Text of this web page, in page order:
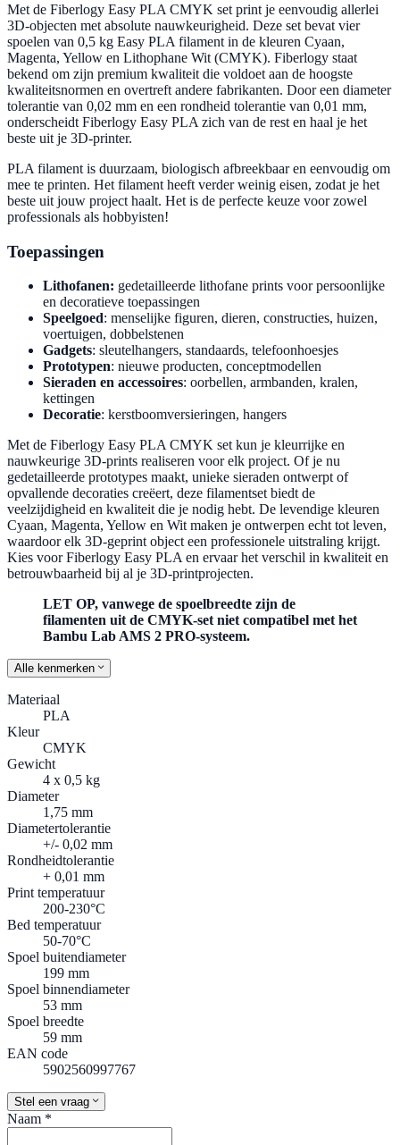
Met de Fiberlogy Easy PLA CMYK set print je eenvoudig allerlei
3D-objecten met absolute nauwkeurigheid. Deze set bevat vier
spoelen van 0,5 kg Easy PLA filament in de kleuren Cyaan,
Magenta, Yellow en Lithophane Wit (CMYK). Fiberlogy staat
bekend om zijn premium kwaliteit die voldoet aan de hoogste
kwaliteitsnormen en overtreft andere fabrikanten. Door een diameter
tolerantie van 0,02 mm en een rondheid tolerantie van 0,01 mm,
onderscheidt Fiberlogy Easy PLA zich van de rest en haal je het
beste uit je 3D-printer.
PLA filament is duurzaam, biologisch afbreekbaar en eenvoudig om
mee te printen. Het filament heeft verder weinig eisen, zodat je het
beste uit jouw project haalt. Het is de perfecte keuze voor zowel
professionals als hobbyisten!
Toepassingen
Lithofanen: gedetailleerde lithofane prints voor persoonlijke
en decoratieve toepassingen
Speelgoed: menselijke figuren, dieren, constructies, huizen,
voertuigen, dobbelstenen
Gadgets: sleutelhangers, standaards, telefoonhoesjes
Prototypen: nieuwe producten, conceptmodellen
Sieraden en accessoires: oorbellen, armbanden, kralen,
kettingen
Decoratie: kerstboomversieringen, hangers
Met de Fiberlogy Easy PLA CMYK set kun je kleurrijke en
nauwkeurige 3D-prints realiseren voor elk project. Of je nu
gedetailleerde prototypes maakt, unieke sieraden ontwerpt of
opvallende decoraties creëert, deze filamentset biedt de
veelzijdigheid en kwaliteit die je nodig hebt. De levendige kleuren
Cyaan, Magenta, Yellow en Wit maken je ontwerpen echt tot leven,
waardoor elk 3D-geprint object een professionele uitstraling krijgt.
Kies voor Fiberlogy Easy PLA en ervaar het verschil in kwaliteit en
betrouwbaarheid bij al je 3D-printprojecten.
LET OP, vanwege de spoelbreedte zijn de
filamenten uit de CMYK-set niet compatibel met het
Bambu Lab AMS 2 PRO-systeem.
Alle kenmerken
Materiaal
PLA
Kleur
CMYK
Gewicht
4 x 0,5 kg
Diameter
1,75 mm
Diametertolerantie
+/- 0,02 mm
Rondheidtolerantie
+ 0,01 mm
Print temperatuur
200-230°C
Bed temperatuur
50-70°C
Spoel buitendiameter
199 mm
Spoel binnendiameter
53 mm
Spoel breedte
59 mm
EAN code
5902560997767
Stel een vraag
Naam *